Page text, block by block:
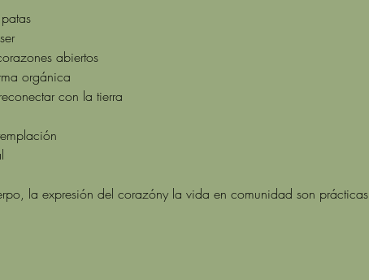
abiertos
orgánica
con la tierra
la expresión del corazóny la vida en comunidad son prácticas